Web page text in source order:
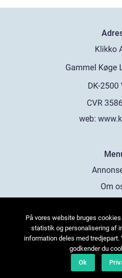
web:
Om
På vores website bruges
statistik og personalisering af
information deles med
godkender du
Ok